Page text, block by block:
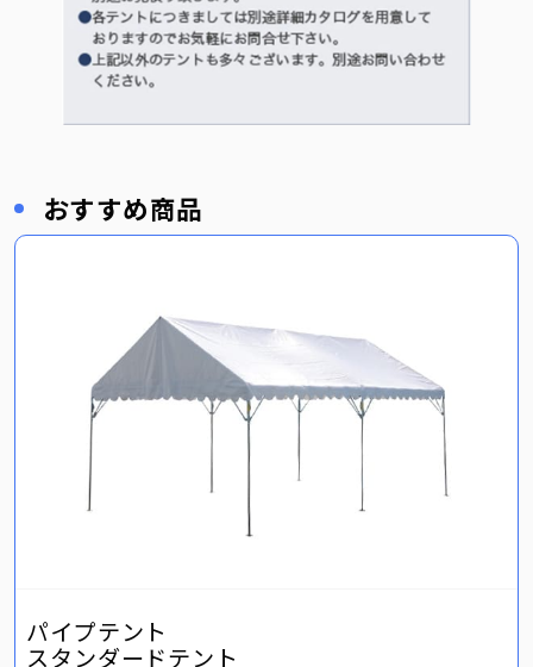
おすすめ商品
パイプテント
スタンダードテント